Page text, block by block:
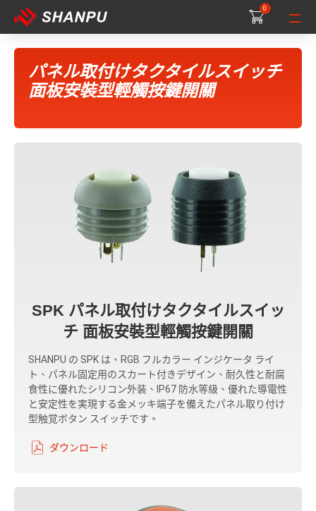
0
0
0
パネル取付けタクタイルスイッチ
面板安裝型輕觸按鍵開關
SPK パネル取付けタクタイルスイッ
チ 面板安裝型輕觸按鍵開關
SHANPU の SPK は、RGB フルカラー インジケータ ライ
ト、パネル固定用のスカート付きデザイン、耐久性と耐腐
食性に優れたシリコン外装、IP67 防水等級、優れた導電性
と安定性を実現する金メッキ端子を備えたパネル取り付け
型触覚ボタン スイッチです。
ダウンロード